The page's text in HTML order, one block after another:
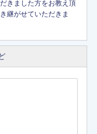
きました方をお教え頂
継がせていただきま